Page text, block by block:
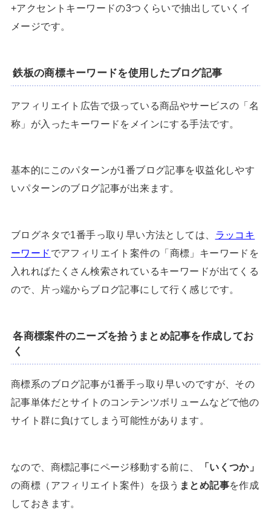
+アクセントキーワードの3つくらいで抽出していくイ
メージです。
鉄板の商標キーワードを使用したブログ記事
アフィリエイト広告で扱っている商品やサービスの「名
称」が入ったキーワードをメインにする手法です。
基本的にこのパターンが1番ブログ記事を収益化しやす
いパターンのブログ記事が出来ます。
ブログネタで1番手っ取り早い方法としては、 ラッコキ
ーワード でアフィリエイト案件の「商標」キーワードを
入れればたくさん検索されているキーワードが出てくる
ので、片っ端からブログ記事にして行く感じです。
各商標案件のニーズを拾うまとめ記事を作成してお
く
商標系のブログ記事が1番手っ取り早いのですが、その
記事単体だとサイトのコンテンツボリュームなどで他の
サイト群に負けてしまう可能性があります。
なので、商標記事にページ移動する前に、
「いくつか」
の商標（アフィリエイト案件）を扱う まとめ記事を作成
しておきます。